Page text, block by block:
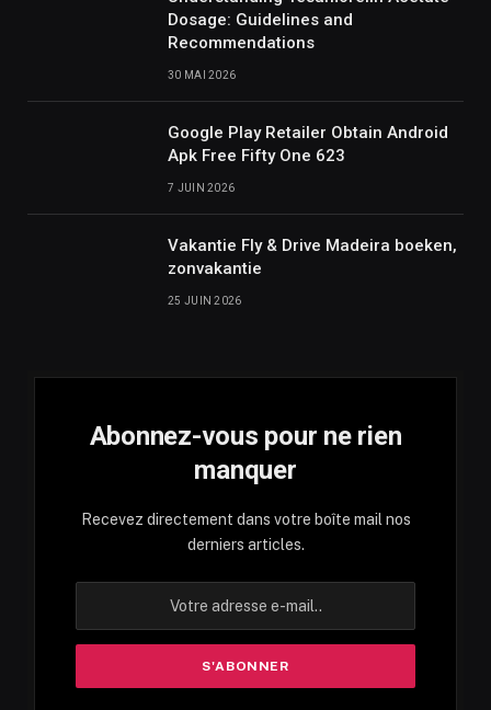
Dosage: Guidelines and
Recommendations
30 MAI 2026
Google Play Retailer Obtain Android
Apk Free Fifty One 623
7 JUIN 2026
Vakantie Fly & Drive Madeira boeken,
zonvakantie
25 JUIN 2026
Abonnez-vous pour ne rien
manquer
Recevez directement dans votre boîte mail nos
derniers articles.